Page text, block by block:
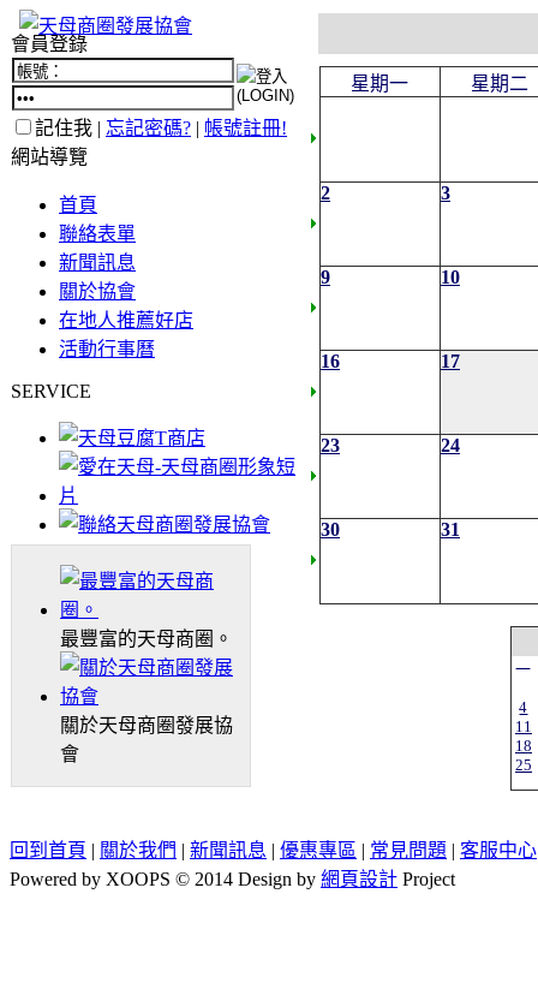
會員登錄
記住我 | 忘記密碼? | 帳號註冊!
網站導覽
首頁
聯絡表單
新聞訊息
關於協會
在地人推薦好店
活動行事曆
SERVICE
最豐富的天母商圈。
關於天母商圈發展協
會
星期一 星期二
2 3
9 10
16 17
23 24
30 31
一
4
11
18
25
回到首頁 | 關於我們 | 新聞訊息 | 優惠專區 | 常見問題 | 客服中心
Powered by XOOPS © 2014 Design by 網頁設計 Project